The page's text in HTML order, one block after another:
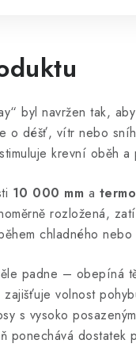
byl navržen tak,
déšť, vítr nebo
krevní oběh
10 000 mm a
rozložená,
chladného nebo
padne – obepíná
volnost
s vysoko
ponechává dostatek